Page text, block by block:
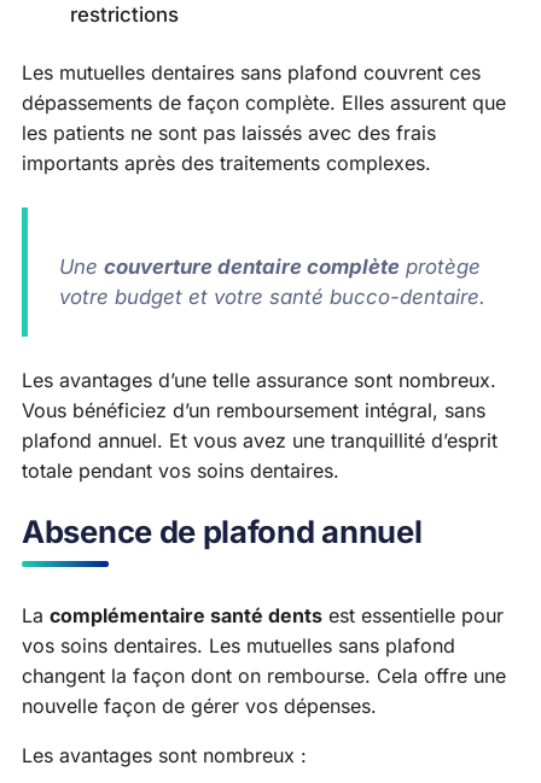
restrictions
Les mutuelles dentaires sans plafond couvrent ces
dépassements de façon complète. Elles assurent que
les patients ne sont pas laissés avec des frais
importants après des traitements complexes.
Une couverture dentaire complète protège
votre budget et votre santé bucco-dentaire.
Les avantages d’une telle assurance sont nombreux.
Vous bénéficiez d’un remboursement intégral, sans
plafond annuel. Et vous avez une tranquillité d’esprit
totale pendant vos soins dentaires.
Absence de plafond annuel
La complémentaire santé dents est essentielle pour
vos soins dentaires. Les mutuelles sans plafond
changent la façon dont on rembourse. Cela offre une
nouvelle façon de gérer vos dépenses.
Les avantages sont nombreux :